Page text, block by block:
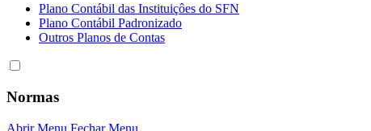
Plano Contábil das Instituiçôes do SFN
Plano Contábil Padronizado
Outros Planos de Contas
Normas